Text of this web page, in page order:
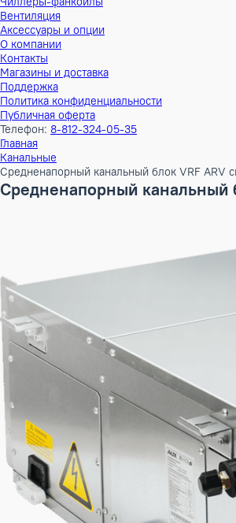
Наружные блоки (воздух-вода)
Внутренние блоки (воздух-вода)
Чиллеры-фанкойлы
Вентиляция
Аксессуары и опции
О компании
Контакты
Магазины и доставка
Поддержка
Политика конфиденциальности
Публичная оферта
Телефон:8-812-324-05-35
Главная
Средненапорный канальный блок VRF
Средненапорный